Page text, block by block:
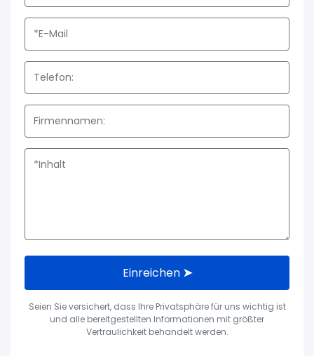
Einreichen ➤
Seien Sie versichert, dass Ihre Privatsphäre für uns wichtig ist
und alle bereitgestellten Informationen mit größter
Vertraulichkeit behandelt werden.